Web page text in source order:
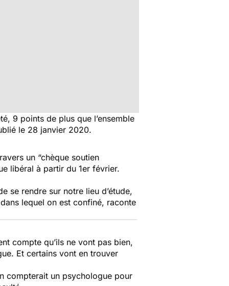
9 points de plus que l’ensemble
le 28 janvier 2020.
un “chèque soutien
libéral à partir du 1er février.
se rendre sur notre lieu d’étude,
lequel on est confiné, raconte
compte qu’ils ne vont pas bien,
Et certains vont en trouver
compterait un psychologue pour